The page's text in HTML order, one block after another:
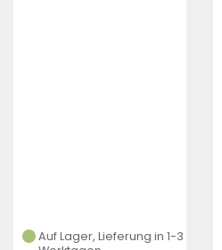
Auf Lager, Lieferung in 1-3